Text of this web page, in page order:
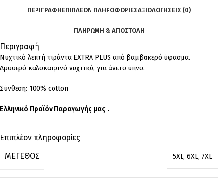
ΠΕΡΙΓΡΑΦΉΕΠΙΠΛΈΟΝ ΠΛΗΡΟΦΟΡΊΕΣΑΞΙΟΛΟΓΉΣΕΙΣ (0)
ΠΛΗΡΩΜΗ & ΑΠΟΣΤΟΛΗ
Περιγραφή
Νυχτικό λεπτή τιράντα EXTRA PLUS από βαμβακερό ύφασμα.
Δροσερό καλοκαιρινό νυχτικό, για άνετο ύπνο.
Σύνθεση: 100% cotton
Ελληνικό Προϊόν Παραγωγής μας .
Επιπλέον πληροφορίες
ΜΈΓΕΘΟΣ
5XL, 6XL, 7XL